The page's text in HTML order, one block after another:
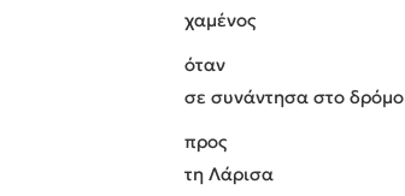
χαμένος
όταν
σε συνάντησα στο δρόμο
προς
τη Λάρισα